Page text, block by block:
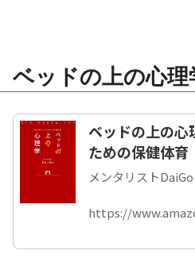
ベッドの上の心理
ベッドの上の心
ための保健体育
メンタリスト
https://